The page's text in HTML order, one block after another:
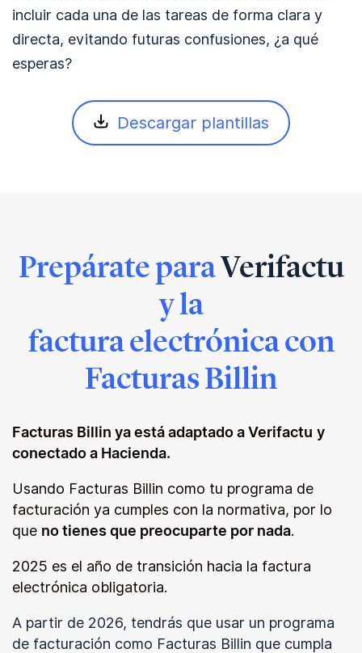
incluir cada una de las tareas de forma clara y
directa, evitando futuras confusiones, ¿a qué
esperas?
Descargar plantillas
Prepárate paraVerifactu
y la
factura electrónica con
Facturas Billin
Facturas Billin ya está adaptado a Verifactu y
conectado a Hacienda.
Usando Facturas Billin como tu programa de
facturación ya cumples con la normativa, por lo
que no tienes que preocuparte por nada.
2025 es el año de transición hacia la factura
electrónica obligatoria.
A partir de 2026, tendrás que usar un programa
de facturación como Facturas Billin que cumpla